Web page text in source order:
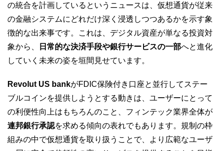
の統合を計画しているというニュースは、仮想通貨が従来
の金融システムにどれだけ深く浸透しつつあるかを示す象
徴的な出来事です。これは、デジタル資産が単なる投資対
象から、
日常的な決済手段や銀行サービスの一部へと進化
していく未来の姿を垣間見せています。
Revolut US bankがFDIC保険付き口座と並行してステー
ブルコインを提供しようとする動きは、ユーザーにとって
の利便性向上はもちろんのこと、フィンテック業界全体が
連邦銀行承認を求める傾向の表れでもあります。規制の枠
組みの中で仮想通貨を取り扱うことで、より広範なユーザ